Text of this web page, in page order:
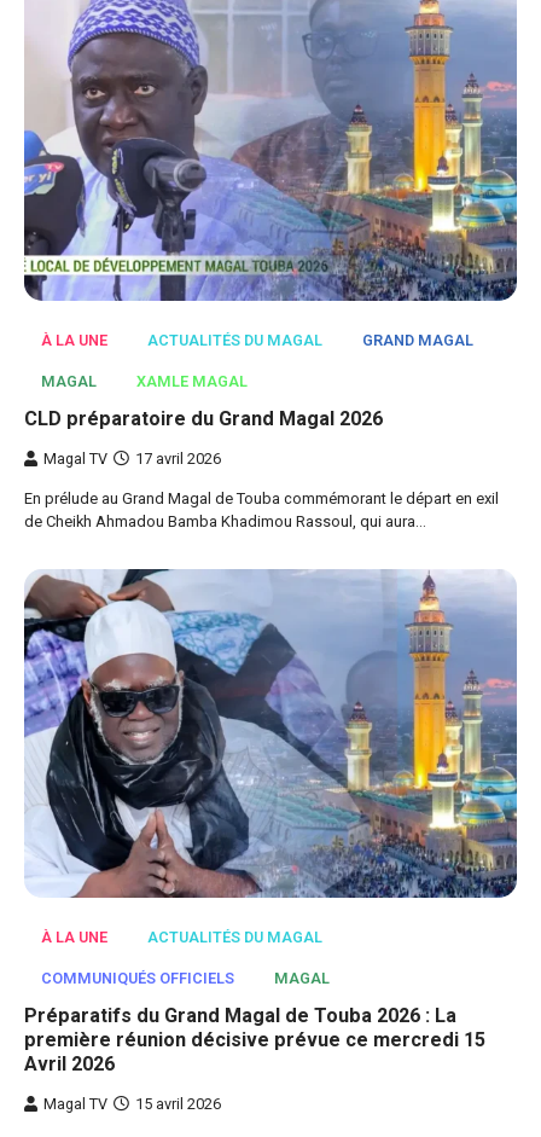
À LA UNE ACTUALITÉS DU MAGAL GRAND MAGAL
MAGAL XAMLE MAGAL
CLD préparatoire du Grand Magal 2026
Magal TV 17 avril 2026
En prélude au Grand Magal de Touba commémorant le départ en exil
de Cheikh Ahmadou Bamba Khadimou Rassoul, qui aura…
À LA UNE ACTUALITÉS DU MAGAL
COMMUNIQUÉS OFFICIELS MAGAL
Préparatifs du Grand Magal de Touba 2026 : La
première réunion décisive prévue ce mercredi 15
Avril 2026
Magal TV 15 avril 2026